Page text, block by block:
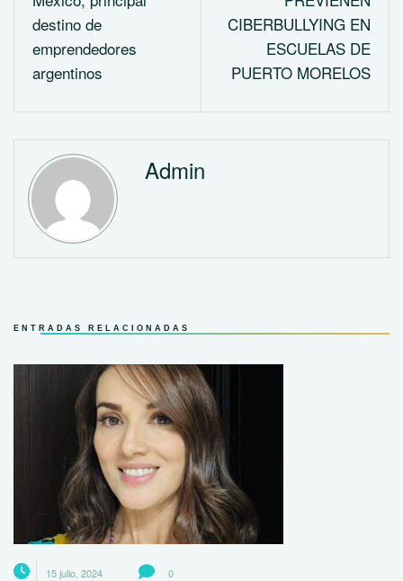
destino de
emprendedores
argentinos
CIBERBULLYING EN
ESCUELAS DE
PUERTO MORELOS
Admin
ENTRADAS RELACIONADAS
15 julio, 2024 0